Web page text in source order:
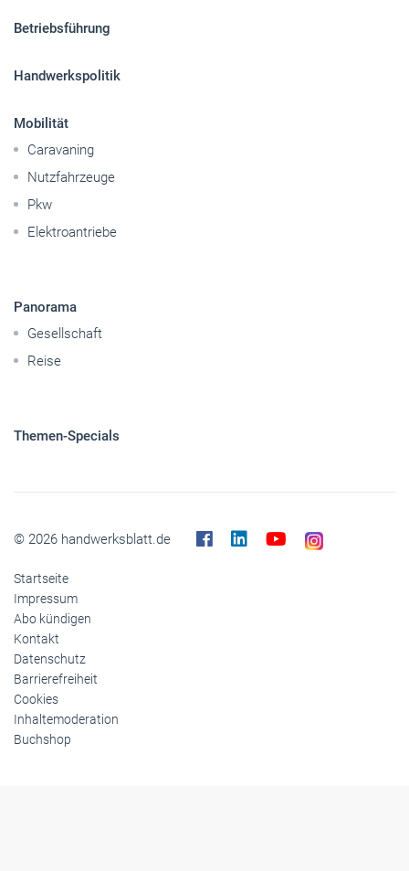
Betriebsführung
Handwerkspolitik
Mobilität
Caravaning
Nutzfahrzeuge
Pkw
Elektroantriebe
Panorama
Gesellschaft
Reise
Themen-Specials
© 2026 handwerksblatt.de
Startseite
Impressum
Abo kündigen
Kontakt
Datenschutz
Barrierefreiheit
Cookies
Inhaltemoderation
Buchshop